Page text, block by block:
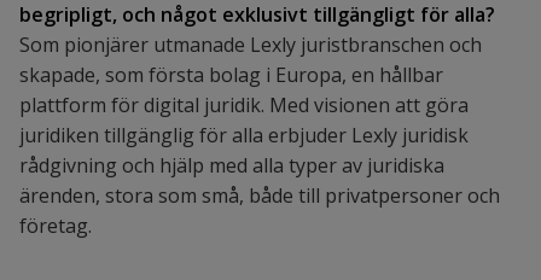
begripligt, och något exklusivt tillgängligt för alla?
Som pionjärer utmanade Lexly juristbranschen och
skapade, som första bolag i Europa, en hållbar
plattform för digital juridik. Med visionen att göra
juridiken tillgänglig för alla erbjuder Lexly juridisk
rådgivning och hjälp med alla typer av juridiska
ärenden, stora som små, både till privatpersoner och
företag.